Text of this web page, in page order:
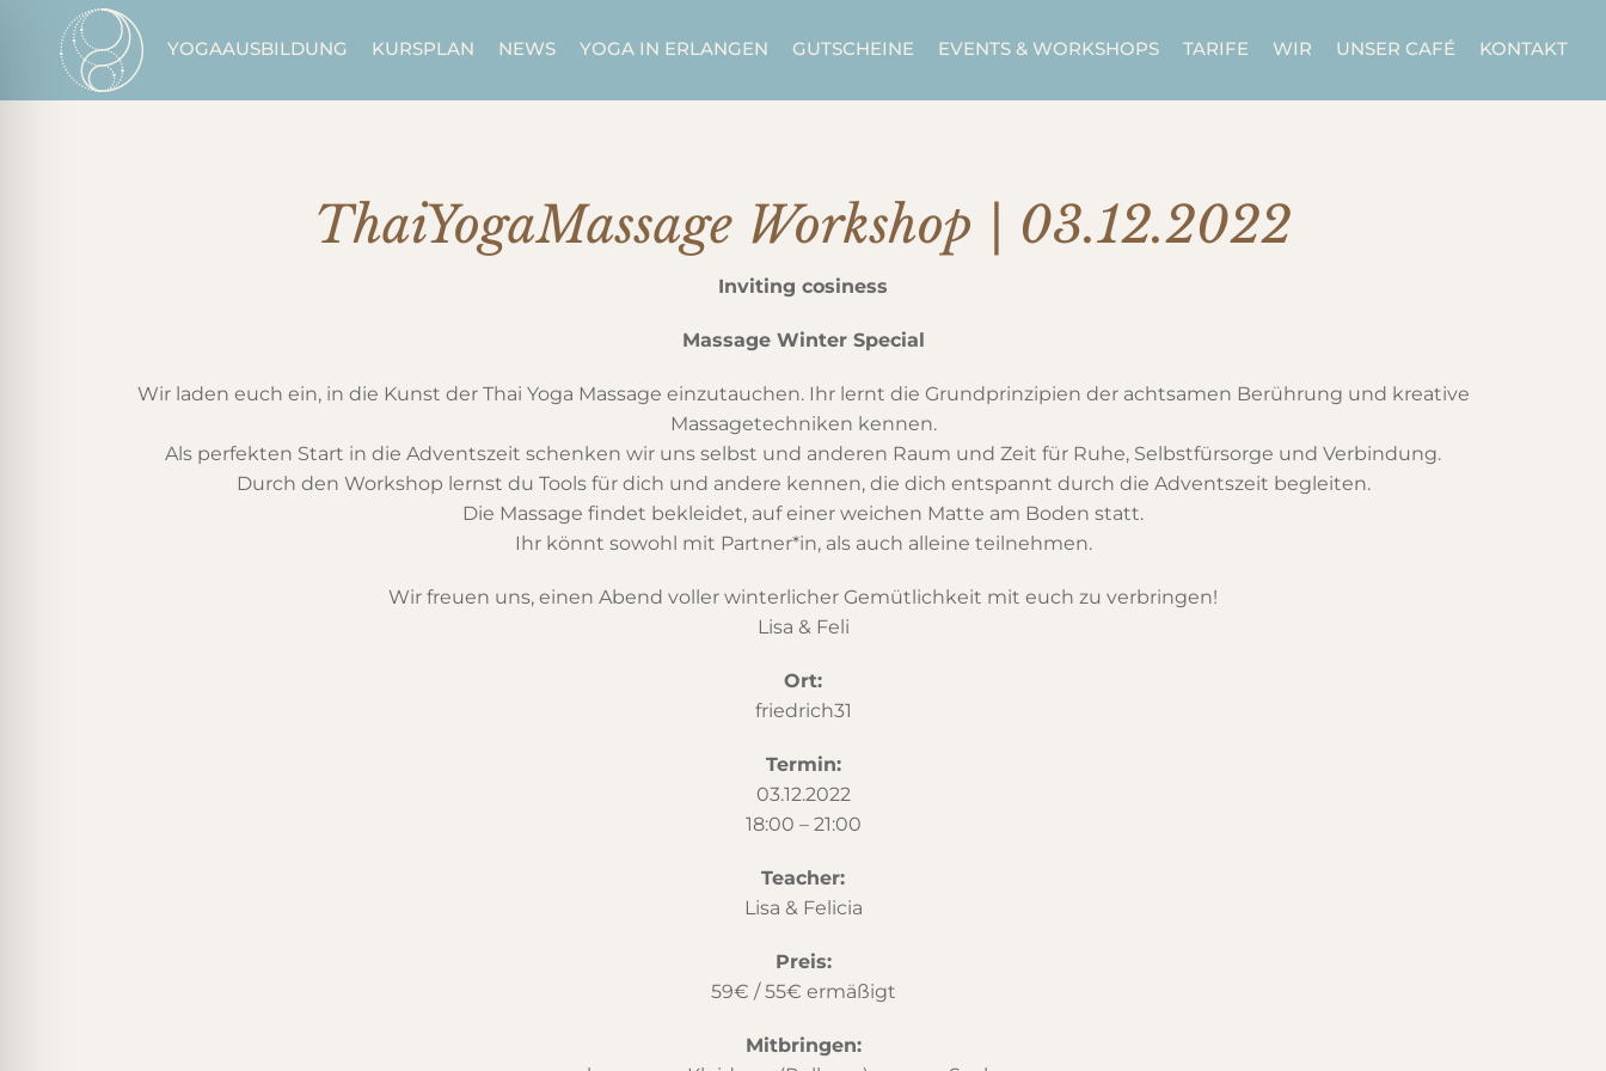
springen
YOGAAUSBILDUNG KURSPLAN NEWS YOGA IN ERLANGEN GUTSCHEINE EVENTS & WORKSHOPS TARIFE WIR UNSER CAFÉ KONTAKT
ThaiYogaMassage Workshop | 03.12.2022
Inviting cosiness
Massage Winter Special
Wir laden euch ein, in die Kunst der Thai Yoga Massage einzutauchen. Ihr lernt die Grundprinzipien der achtsamen Berührung und kreative
Massagetechniken kennen.
Als perfekten Start in die Adventszeit schenken wir uns selbst und anderen Raum und Zeit für Ruhe, Selbstfürsorge und Verbindung.
Durch den Workshop lernst du Tools für dich und andere kennen, die dich entspannt durch die Adventszeit begleiten.
Die Massage findet bekleidet, auf einer weichen Matte am Boden statt.
Ihr könnt sowohl mit Partner*in, als auch alleine teilnehmen.
Wir freuen uns, einen Abend voller winterlicher Gemütlichkeit mit euch zu verbringen!
Lisa & Feli
Ort:
friedrich31
Termin:
03.12.2022
18:00 – 21:00
Teacher:
Lisa & Felicia
Preis:
59€ / 55€ ermäßigt
Mitbringen: